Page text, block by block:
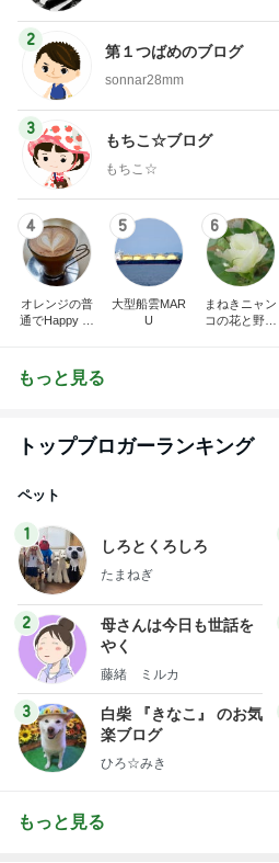
2
第１つばめのブログ
sonnar28mm
3
もちこ☆ブログ
もちこ☆
4
オレンジの普
通でHappy Lif
5
大型船雲MAR
U
6
まねきニャン
コの花と野鳥
もっと見る
トップブロガーランキング
ペット
1
しろとくろしろ
たまねぎ
2
母さんは今日も世話を
やく
藤緒 ミルカ
3
白柴 『きなこ』 のお気
楽ブログ
ひろ☆みき
もっと見る